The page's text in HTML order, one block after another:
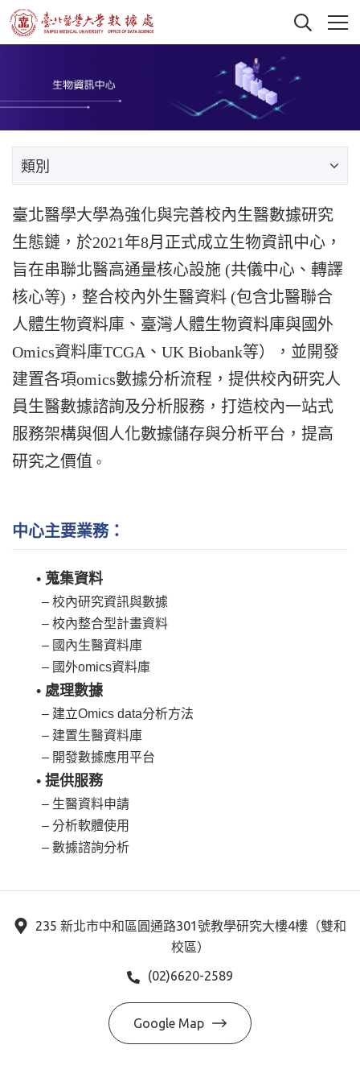
類別
臺北醫學大學為強化與完善校內生醫數據研究
生態鏈，於2021年8月正式成立生物資訊中心，
旨在串聯北醫高通量核心設施 (共儀中心、轉譯
核心等)，整合校內外生醫資料 (包含北醫聯合
人體生物資料庫、臺灣人體生物資料庫與國外
Omics資料庫TCGA、UK Biobank等），並開發
建置各項omics數據分析流程，提供校內研究人
員生醫數據諮詢及分析服務，打造校內一站式
服務架構與個人化數據儲存與分析平台，提高
研究之價值 。
中心主要業務：
• 蒐集資料
‒ 校內研究資訊與數據
‒ 校內整合型計畫資料
‒ 國內生醫資料庫
‒ 國外omics資料庫
• 處理數據
‒ 建立Omics data分析方法
‒ 建置生醫資料庫
‒ 開發數據應用平台
• 提供服務
‒ 生醫資料申請
‒ 分析軟體使用
‒ 數據諮詢分析
235 新北市中和區圓通路301號教學研究大樓4樓（雙和
校區）
(02)6620-2589
Google Map